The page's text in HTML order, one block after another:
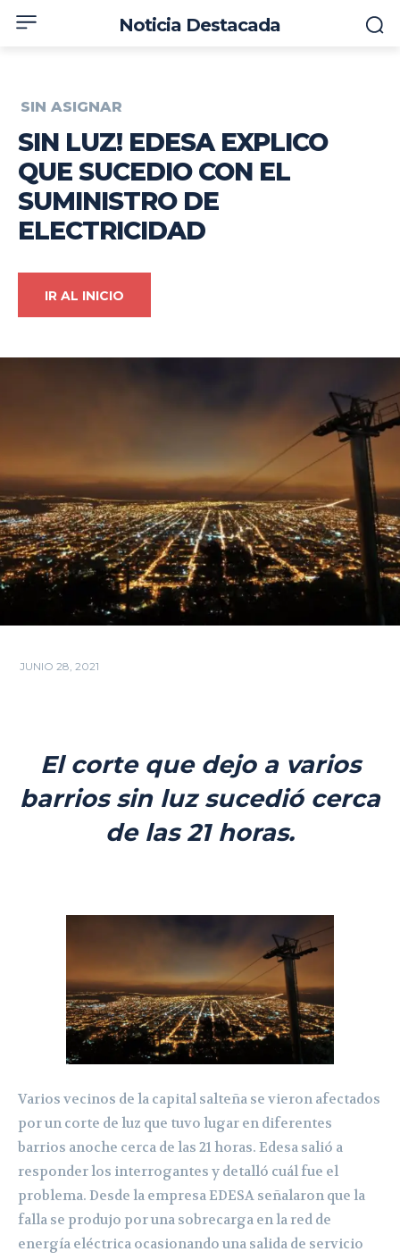
Noticia Destacada
SIN ASIGNAR
SIN LUZ! EDESA EXPLICO
QUE SUCEDIO CON EL
SUMINISTRO DE
ELECTRICIDAD
IR AL INICIO
JUNIO 28, 2021
El corte que dejo a varios
barrios sin luz sucedió cerca
de las 21 horas.
Varios vecinos de la capital salteña se vieron afectados
por un corte de luz que tuvo lugar en diferentes
barrios anoche cerca de las 21 horas. Edesa salió a
responder los interrogantes y detalló cuál fue el
problema. Desde la empresa EDESA señalaron que la
falla se produjo por una sobrecarga en la red de
energía eléctrica ocasionando una salida de servicio